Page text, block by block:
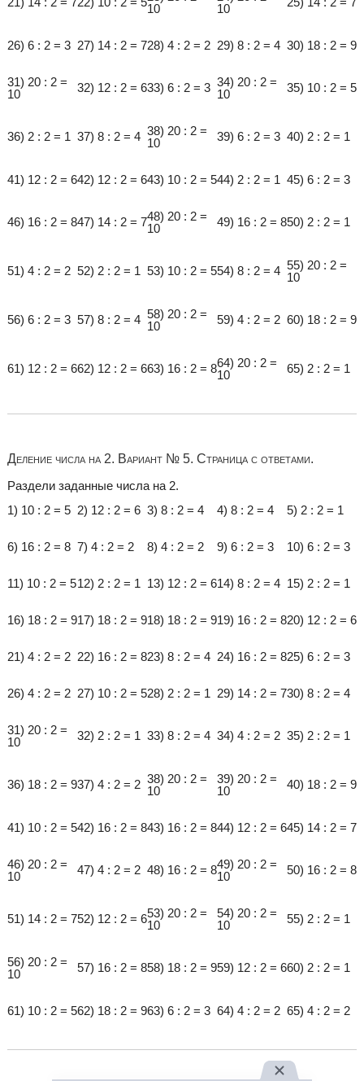
10
10
26) 6 : 2 = 3 27) 14 : 2 = 728) 4 : 2 = 2 29) 8 : 2 = 4 30) 18 : 2 = 9
31) 20 : 2 =
10
32) 12 : 2 = 633) 6 : 2 = 3 34) 20 : 2 =
10
35) 10 : 2 = 5
36) 2 : 2 = 1 37) 8 : 2 = 4 38) 20 : 2 =
10
39) 6 : 2 = 3 40) 2 : 2 = 1
41) 12 : 2 = 642) 12 : 2 = 643) 10 : 2 = 544) 2 : 2 = 1 45) 6 : 2 = 3
46) 16 : 2 = 847) 14 : 2 = 748) 20 : 2 =
10
49) 16 : 2 = 850) 2 : 2 = 1
51) 4 : 2 = 2 52) 2 : 2 = 1 53) 10 : 2 = 554) 8 : 2 = 4 55) 20 : 2 =
10
56) 6 : 2 = 3 57) 8 : 2 = 4 58) 20 : 2 =
10
59) 4 : 2 = 2 60) 18 : 2 = 9
61) 12 : 2 = 662) 12 : 2 = 663) 16 : 2 = 864) 20 : 2 =
10
65) 2 : 2 = 1
Деление числа на 2. Вариант № 5. Страница с ответами.
Раздели заданные числа на 2.
1) 10 : 2 = 5 2) 12 : 2 = 6 3) 8 : 2 = 4 4) 8 : 2 = 4 5) 2 : 2 = 1
6) 16 : 2 = 8 7) 4 : 2 = 2 8) 4 : 2 = 2 9) 6 : 2 = 3 10) 6 : 2 = 3
11) 10 : 2 = 512) 2 : 2 = 1 13) 12 : 2 = 614) 8 : 2 = 4 15) 2 : 2 = 1
16) 18 : 2 = 917) 18 : 2 = 918) 18 : 2 = 919) 16 : 2 = 820) 12 : 2 = 6
21) 4 : 2 = 2 22) 16 : 2 = 823) 8 : 2 = 4 24) 16 : 2 = 825) 6 : 2 = 3
26) 4 : 2 = 2 27) 10 : 2 = 528) 2 : 2 = 1 29) 14 : 2 = 730) 8 : 2 = 4
31) 20 : 2 =
10
32) 2 : 2 = 1 33) 8 : 2 = 4 34) 4 : 2 = 2 35) 2 : 2 = 1
36) 18 : 2 = 937) 4 : 2 = 2 38) 20 : 2 =
10
39) 20 : 2 =
10
40) 18 : 2 = 9
41) 10 : 2 = 542) 16 : 2 = 843) 16 : 2 = 844) 12 : 2 = 645) 14 : 2 = 7
46) 20 : 2 =
10
47) 4 : 2 = 2 48) 16 : 2 = 849) 20 : 2 =
10
50) 16 : 2 = 8
51) 14 : 2 = 752) 12 : 2 = 653) 20 : 2 =
10
54) 20 : 2 =
10
55) 2 : 2 = 1
56) 20 : 2 =
10
57) 16 : 2 = 858) 18 : 2 = 959) 12 : 2 = 660) 2 : 2 = 1
61) 10 : 2 = 562) 18 : 2 = 963) 6 : 2 = 3 64) 4 : 2 = 2 65) 4 : 2 = 2